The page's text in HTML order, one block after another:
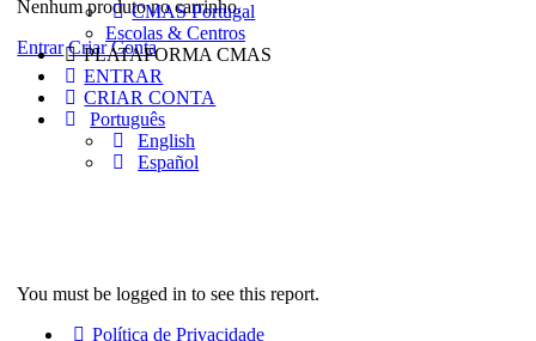
Nenhum produto no carrinho.
Entrar Criar Conta
CMAS Portugal
Escolas & Centros
PLATAFORMA CMAS
ENTRAR
CRIAR CONTA
Português
English
Español
You must be logged in to see this report.
Política de Privacidade